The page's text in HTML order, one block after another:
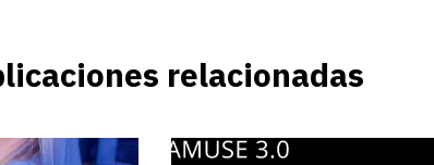
relacionadas